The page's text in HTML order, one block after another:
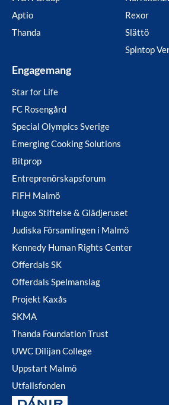
Aptio
Thanda
Rexor
Slättö
Spintop
Engagemang
Star for Life
FC Rosengård
Special Olympics Sverige
Emerging Cooking Solutions
Bitprop
Entreprenörskapsforum
FIFH Malmö
Hugos Stiftelse & Glädjeruset
Judiska Församlingen i Malmö
Kennedy Human Rights Center
Offerdals SK
Offerdals Spelmanslag
Projekt Kaxås
SKMA
Thanda Foundation Trust
UWC Dilijan College
Uppstart Malmö
Utfallsfonden